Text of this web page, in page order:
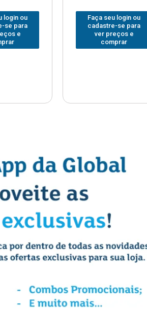
login ou
se para
e
Faça seu login ou
cadastre-se para
ver preços e
comprar